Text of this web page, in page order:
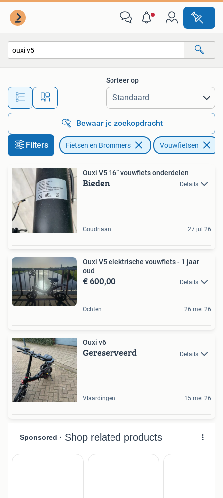
Alle afstanden…
Sorteer op
Bewaar je zoekopdracht
Filters Fietsen en Brommers Vouwfietsen
Ouxi V5 16” vouwfiets onderdelen
Bieden Details
Goudriaan 27 jul 26
Ouxi V5 elektrische vouwfiets - 1 jaar
oud
€ 600,00 Details
Ochten 26 mei 26
Ouxi v6
Gereserveerd Details
Vlaardingen 15 mei 26